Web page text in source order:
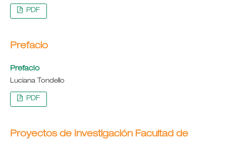
PDF
Prefacio
Prefacio
Luciana Tondello
PDF
Proyectos de Investigación Facultad de